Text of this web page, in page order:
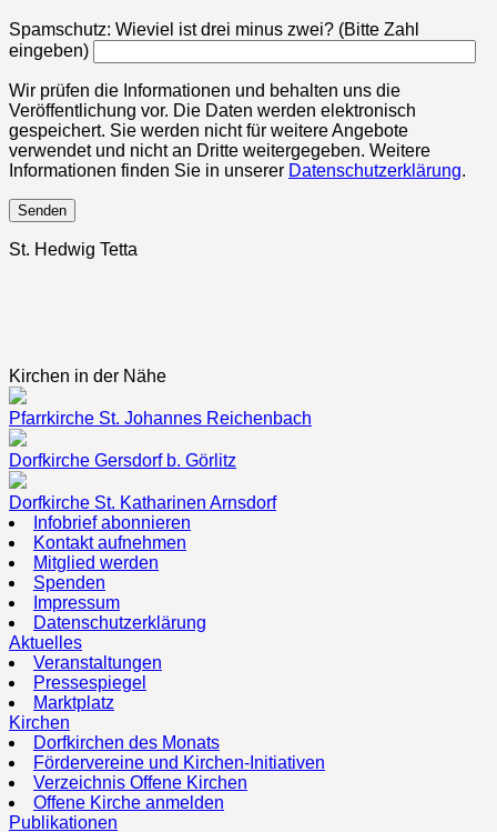
Bitte lasse dieses Feld leer.
Spamschutz: Wieviel ist drei minus zwei? (Bitte Zahl
eingeben)
Wir prüfen die Informationen und behalten uns die
Veröffentlichung vor. Die Daten werden elektronisch
gespeichert. Sie werden nicht für weitere Angebote
verwendet und nicht an Dritte weitergegeben. Weitere
Informationen finden Sie in unserer Datenschutzerklärung.
St. Hedwig Tetta
Kirchen in der Nähe
Pfarrkirche St. Johannes Reichenbach
Dorfkirche Gersdorf b. Görlitz
Dorfkirche St. Katharinen Arnsdorf
Infobrief abonnieren
Kontakt aufnehmen
Mitglied werden
Spenden
Impressum
Datenschutzerklärung
Aktuelles
Veranstaltungen
Pressespiegel
Marktplatz
Kirchen
Dorfkirchen des Monats
Fördervereine und Kirchen-Initiativen
Verzeichnis Offene Kirchen
Offene Kirche anmelden
Publikationen